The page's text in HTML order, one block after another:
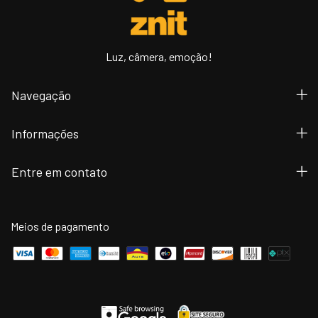
Luz, câmera, emoção!
Navegação
Informações
Entre em contato
Meios de pagamento